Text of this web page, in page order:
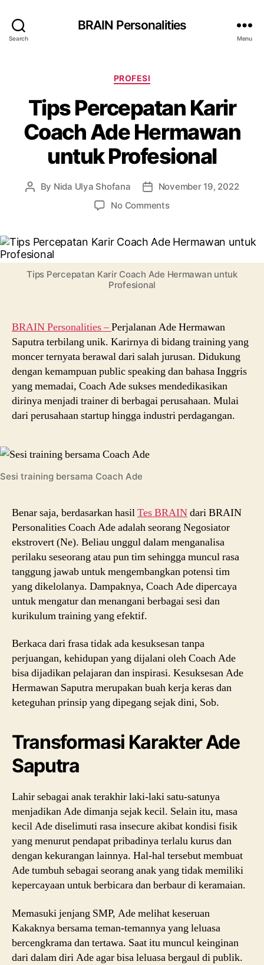
Search
BRAIN Personalities
Menu
Categories
PROFESI
Tips Percepatan Karir
Coach Ade Hermawan
untuk Profesional
Post
By Nida Ulya Shofana
PostNovember 19, 2022
No Commentson
Karir
Ade
Tips Percepatan Karir Coach Ade Hermawan untuk
Profesional
BRAIN Personalities –Perjalanan Ade Hermawan
Saputra terbilang unik. Karirnya di bidang training yang
moncer ternyata berawal dari salah jurusan. Didukung
dengan kemampuan public speaking dan bahasa Inggris
yang memadai, Coach Ade sukses mendedikasikan
dirinya menjadi trainer di berbagai perusahaan. Mulai
dari perusahaan startup hingga industri perdagangan.
Sesi training bersama Coach Ade
Benar saja, berdasarkan hasilTes BRAINdari BRAIN
Personalities Coach Ade adalah seorang Negosiator
ekstrovert (Ne). Beliau unggul dalam menganalisa
perilaku seseorang atau pun tim sehingga muncul rasa
tanggung jawab untuk mengembangkan potensi tim
yang dikelolanya. Dampaknya, Coach Ade dipercaya
untuk mengatur dan menangani berbagai sesi dan
kurikulum training yang efektif.
Berkaca dari frasa tidak ada kesuksesan tanpa
perjuangan, kehidupan yang dijalani oleh Coach Ade
bisa dijadikan pelajaran dan inspirasi. Kesuksesan Ade
Hermawan Saputra merupakan buah kerja keras dan
keteguhan prinsip yang dipegang sejak dini, Sob.
Transformasi Karakter Ade
Saputra
Lahir sebagai anak terakhir laki-laki satu-satunya
menjadikan Ade dimanja sejak kecil. Selain itu, masa
kecil Ade diselimuti rasa insecure akibat kondisi fisik
yang menurut pendapat pribadinya terlalu kurus dan
dengan kekurangan lainnya. Hal-hal tersebut membuat
Ade tumbuh sebagai seorang anak yang tidak memiliki
kepercayaan untuk berbicara dan berbaur di keramaian.
Memasuki jenjang SMP, Ade melihat keseruan
Kakaknya bersama teman-temannya yang leluasa
bercengkrama dan tertawa. Saat itu muncul keinginan
dari dalam diri Ade agar bisa leluasa bergaul di publik.